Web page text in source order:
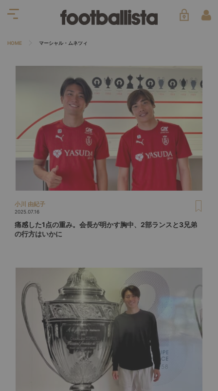
HOME マーシャル・ムネツィ
小川 由紀子
2025.07.16
痛感した1点の重み。会長が明かす胸中、2部ランスと3兄弟
の行方はいかに